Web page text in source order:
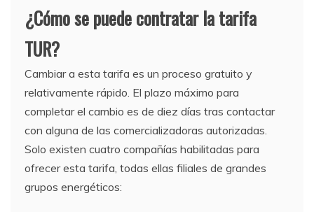
¿Cómo se puede contratar la tarifa
TUR?
Cambiar a esta tarifa es un proceso gratuito y
relativamente rápido. El plazo máximo para
completar el cambio es de diez días tras contactar
con alguna de las comercializadoras autorizadas.
Solo existen cuatro compañías habilitadas para
ofrecer esta tarifa, todas ellas filiales de grandes
grupos energéticos: